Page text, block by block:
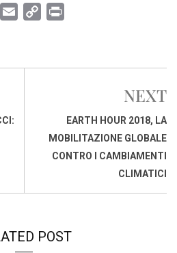
i
y
n
NEXT
EARTH HOUR 2018, LA
MOBILITAZIONE GLOBALE
CONTRO I CAMBIAMENTI
CLIMATICI
POST